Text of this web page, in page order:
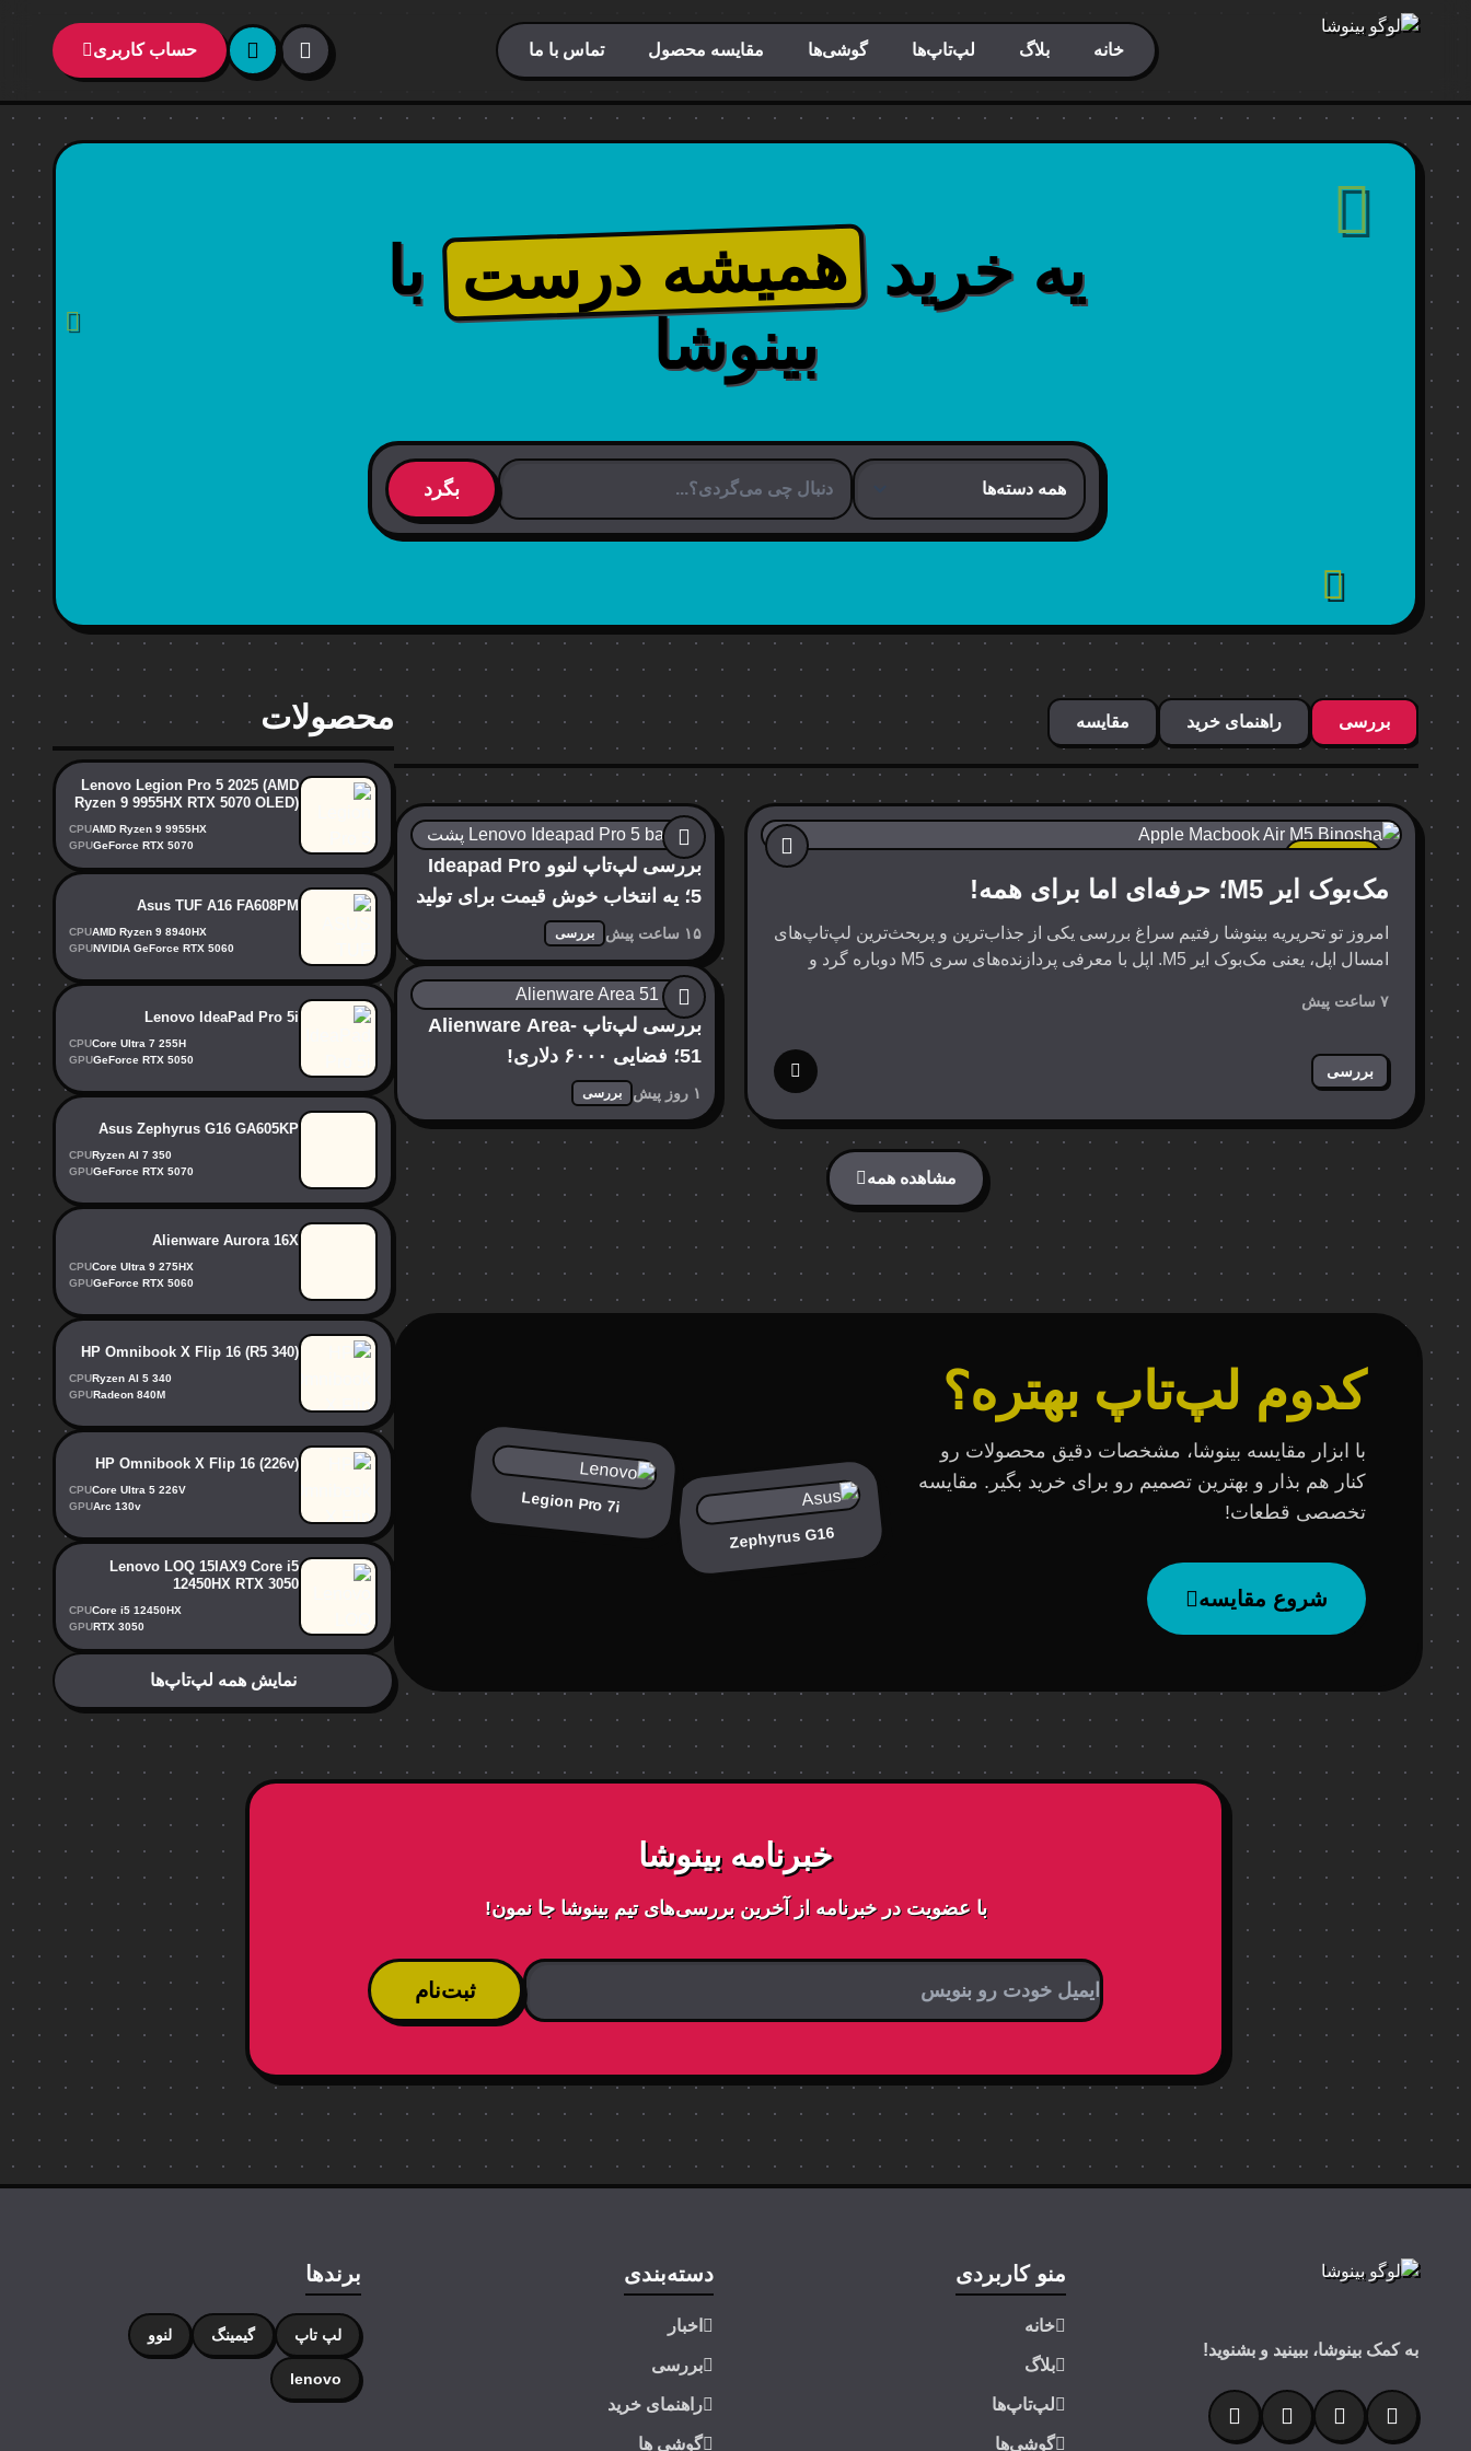
خانه بلاگ لپ‌تاپ‌ها گوشی‌ها مقایسه محصول تماس با ما حساب کاربری
یه خرید همیشه درست با
بینوشا
بگرد
بررسی راهنمای خرید مقایسه
مک‌بوک ایر M5؛ حرفه‌ای اما برای همه!
امروز تو تحریریه بینوشا رفتیم سراغ بررسی یکی از جذاب‌ترین و پربحث‌ترین لپ‌تاپ‌های
امسال اپل، یعنی مک‌بوک ایر M5. اپل با معرفی پردازنده‌های سری M5 دوباره گرد و
۷ ساعت پیش
بررسی
بررسی لپ‌تاپ لنوو Ideapad Pro
5؛ یه انتخاب خوش قیمت برای تولید
محتوا
۱۵ ساعت پیش بررسی
بررسی لپ‌تاپ Alienware Area-
51؛ فضایی ۶۰۰۰ دلاری!
۱ روز پیش بررسی
مشاهده همه
کدوم لپ‌تاپ بهتره؟
با ابزار مقایسه بینوشا، مشخصات دقیق محصولات رو
کنار هم بذار و بهترین تصمیم رو برای خرید بگیر. مقایسه
تخصصی قطعات!
شروع مقایسه
Zephyrus G16
Legion Pro 7i
محصولات
Lenovo Legion Pro 5 2025 (AMD
Ryzen 9 9955HX RTX 5070 OLED)
CPUAMD Ryzen 9 9955HX
GPUGeForce RTX 5070
Asus TUF A16 FA608PM
CPUAMD Ryzen 9 8940HX
GPUNVIDIA GeForce RTX 5060
Lenovo IdeaPad Pro 5i
CPUCore Ultra 7 255H
GPUGeForce RTX 5050
Asus Zephyrus G16 GA605KP
CPURyzen AI 7 350
GPUGeForce RTX 5070
Alienware Aurora 16X
CPUCore Ultra 9 275HX
GPUGeForce RTX 5060
HP Omnibook X Flip 16 (R5 340)
CPURyzen AI 5 340
GPURadeon 840M
HP Omnibook X Flip 16 (226v)
CPUCore Ultra 5 226V
GPUArc 130v
Lenovo LOQ 15IAX9 Core i5
12450HX RTX 3050
CPUCore i5 12450HX
GPURTX 3050
نمایش همه لپ‌تاپ‌ها
خبرنامه بینوشا
با عضویت در خبرنامه از آخرین بررسی‌های تیم بینوشا جا نمون!
ثبت‌نام
به کمک بینوشا، ببینید و بشنوید!
منو کاربردی
خانه
بلاگ
لپ‌تاپ‌ها
گوشی‌ها
دسته‌بندی
اخبار
بررسی
راهنمای خرید
گوشی ها
برندها
لپ تاپ گیمینگ لنوو
lenovo